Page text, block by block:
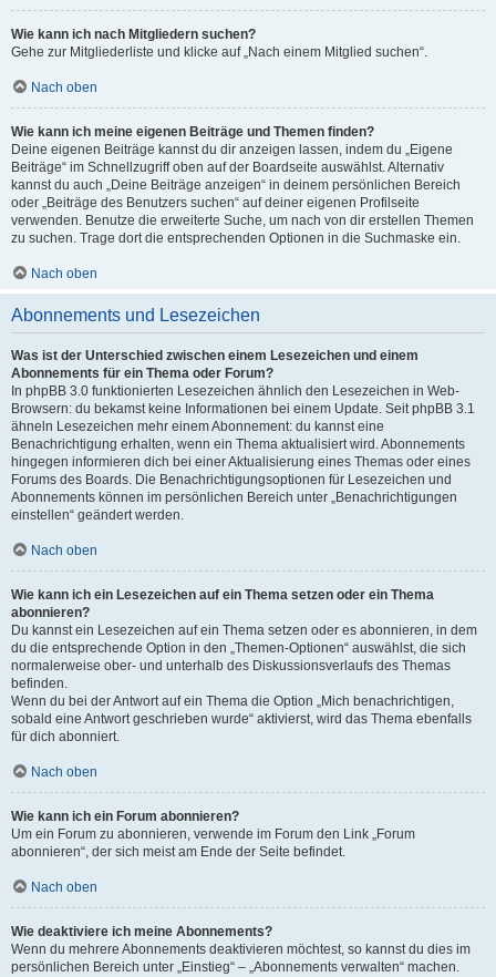
Wie kann ich nach Mitgliedern suchen?
Gehe zur Mitgliederliste und klicke auf „Nach einem Mitglied suchen“.
Nach oben
Wie kann ich meine eigenen Beiträge und Themen finden?
Deine eigenen Beiträge kannst du dir anzeigen lassen, indem du „Eigene
Beiträge“ im Schnellzugriff oben auf der Boardseite auswählst. Alternativ
kannst du auch „Deine Beiträge anzeigen“ in deinem persönlichen Bereich
oder „Beiträge des Benutzers suchen“ auf deiner eigenen Profilseite
verwenden. Benutze die erweiterte Suche, um nach von dir erstellen Themen
zu suchen. Trage dort die entsprechenden Optionen in die Suchmaske ein.
Nach oben
Abonnements und Lesezeichen
Was ist der Unterschied zwischen einem Lesezeichen und einem
Abonnements für ein Thema oder Forum?
In phpBB 3.0 funktionierten Lesezeichen ähnlich den Lesezeichen in Web-
Browsern: du bekamst keine Informationen bei einem Update. Seit phpBB 3.1
ähneln Lesezeichen mehr einem Abonnement: du kannst eine
Benachrichtigung erhalten, wenn ein Thema aktualisiert wird. Abonnements
hingegen informieren dich bei einer Aktualisierung eines Themas oder eines
Forums des Boards. Die Benachrichtigungsoptionen für Lesezeichen und
Abonnements können im persönlichen Bereich unter „Benachrichtigungen
einstellen“ geändert werden.
Nach oben
Wie kann ich ein Lesezeichen auf ein Thema setzen oder ein Thema
abonnieren?
Du kannst ein Lesezeichen auf ein Thema setzen oder es abonnieren, in dem
du die entsprechende Option in den „Themen-Optionen“ auswählst, die sich
normalerweise ober- und unterhalb des Diskussionsverlaufs des Themas
befinden.
Wenn du bei der Antwort auf ein Thema die Option „Mich benachrichtigen,
sobald eine Antwort geschrieben wurde“ aktivierst, wird das Thema ebenfalls
für dich abonniert.
Nach oben
Wie kann ich ein Forum abonnieren?
Um ein Forum zu abonnieren, verwende im Forum den Link „Forum
abonnieren“, der sich meist am Ende der Seite befindet.
Nach oben
Wie deaktiviere ich meine Abonnements?
Wenn du mehrere Abonnements deaktivieren möchtest, so kannst du dies im
persönlichen Bereich unter „Einstieg“ – „Abonnements verwalten“ machen.